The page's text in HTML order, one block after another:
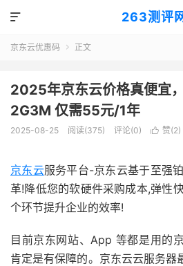
263测评

京东云优惠码  正文
2025年京东云价格真便宜
2G3M 仅需55元/1年
2025-08-25 阅读(375) 评论(0)  赞(2)
京东云服务平台-京东云基于至强
革!降低您的软硬件采购成本,弹性
个环节提升企业的效率!
目前京东网站、App 等都是用的
肯定是有保障的。京东云云服务器